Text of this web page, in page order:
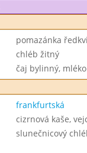
pomazánka
chléb žitný
čaj bylinný, mléko
frankfurtská
cizrnová kaše,
slunečnicový